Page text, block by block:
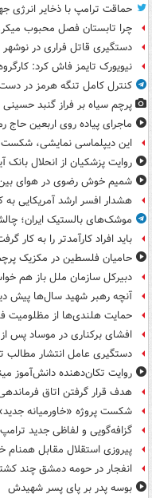
حماقت ترامپ با ذخایر انرژی
چرا تابستان فصل محبوب
دستگیری قاتل فراری در نوشهر
نیویورک تایمز فاش کرد:
کنترل کامل تنگه هرمز در دست
پرچم سیاه بر فراز گنبد
ماجرای پیاده روی اربعین حاج
این دیپلماسی نمایشی،
روایت پزشکیان از انحلال بانک
شمیم خوش رضوی در هوای
هشدار افسر ارشد آمریکایی
موشک‌های بالستیک ایران؛
باید افراد کارآمدتر را به کار
حامیان فلسطین در مکزیک
دبیرکل سازمان ملل باز هم
آنچه رهبر شهید سال‌ها پیش
حمایت هلندی‌ها از مظلومیت
افشای برکناری در موساد پس
دستگیری عامل انتشار مطالب
روایت تکان‌دهنده دانش‌آموز
هدف قرار گرفتن اتاق‌
شکست پروژه «خاورمیانه جدید»
گزافه‌گویی و لفاظی جدید ترامپ
پیروزی استقلال مقابل همنام
انفجار در حومه دمشق چند
بوسه‌ پدر بر پای پسر شهیدش